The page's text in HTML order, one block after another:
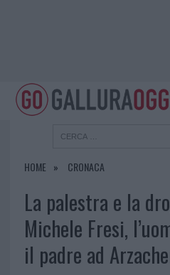
HOME CRONACA
La palestra e la
Michele Fresi,
il padre ad